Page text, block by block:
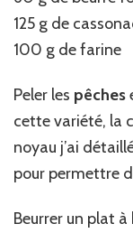
125 g de
100 g de farine
Peler les pêches
cette variété, la
noyau j’ai
pour permettre
Beurrer un plat